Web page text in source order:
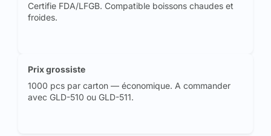
Certifie FDA/LFGB. Compatible boissons chaudes et
froides.
Prix grossiste
1000 pcs par carton — économique. A commander
avec GLD-510 ou GLD-511.